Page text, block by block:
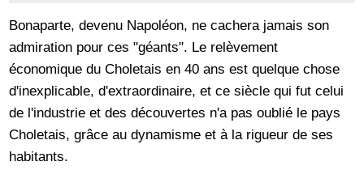
Bonaparte, devenu Napoléon, ne cachera jamais son
admiration pour ces "géants". Le relèvement
économique du Choletais en 40 ans est quelque chose
d'inexplicable, d'extraordinaire, et ce siècle qui fut celui
de l'industrie et des découvertes n'a pas oublié le pays
Choletais, grâce au dynamisme et à la rigueur de ses
habitants.